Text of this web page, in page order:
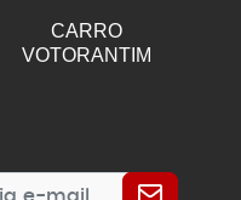
CARRO
VOTORANTIM